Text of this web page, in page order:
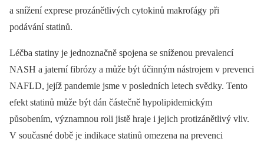
a snížení exprese prozánětlivých cytokinů makrofágy při
podávání statinů.
Léčba statiny je jednoznačně spojena se sníženou prevalencí
NASH a jaterní fibrózy a může být účinným nástrojem v prevenci
NAFLD, jejíž pandemie jsme v posledních letech svědky. Tento
efekt statinů může být dán částečně hypolipidemickým
působením, významnou roli jistě hraje i jejich protizánětlivý vliv.
V současné době je indikace statinů omezena na prevenci